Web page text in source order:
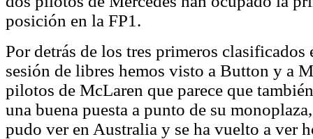
posición en la FP1.
Por detrás de los tres primeros clasificados
sesión de libres hemos visto a Button y a
pilotos de McLaren que parece que
una buena puesta a punto de su
pudo ver en Australia y se ha vuelto a ver